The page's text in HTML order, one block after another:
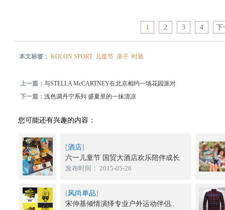
1 2 3 4 下
本文标签：KOLON SPORT 儿童节 亲子 时装
上一篇：与STELLA McCARTNEY在北京相约一场花园派对
下一篇：浅色调丹宁系列 盛夏里的一抹清凉
您可能还有兴趣的内容：
[酒店]
六一儿童节 国贸大酒店欢乐陪伴成长
发布时间： 2015-05-26
[风尚单品]
宋仲基倾情演绎专业户外运动伴侣..